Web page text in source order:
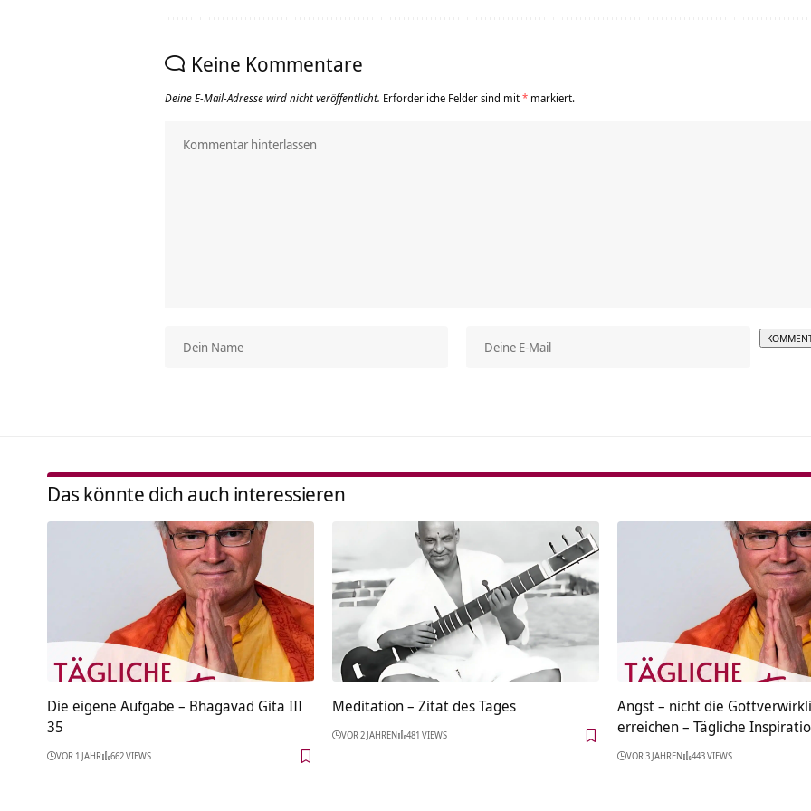
Keine Kommentare
Deine E-Mail-Adresse wird nicht veröffentlicht. Erforderliche Felder sind mit* markiert.
Das könnte dich auch interessieren
Die eigene Aufgabe – Bhagavad Gita III
35
VOR 1 JAHR 662 VIEWS
Meditation – Zitat des Tages
VOR 2 JAHREN 481 VIEWS
Angst – nicht die
erreichen – Tägliche
VOR 3 JAHREN 443 VIEWS